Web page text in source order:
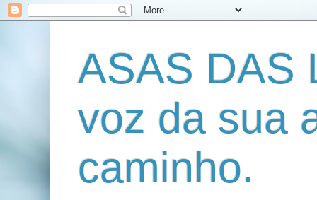
ASAS DAS
voz da sua
caminho.